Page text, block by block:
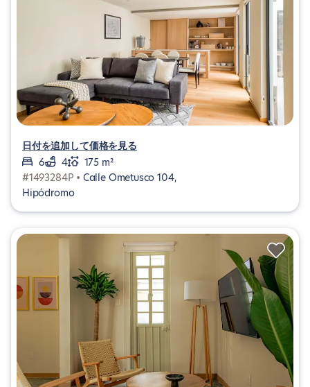
日付を追加して価格を見る
6
4
175 m²
#1493284P • Calle Ometusco 104,
Hipódromo